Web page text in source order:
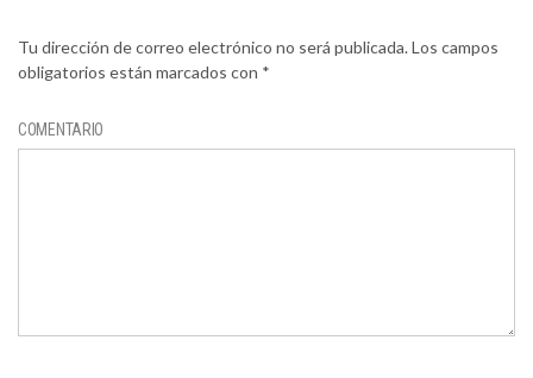
Tu dirección de correo electrónico no será publicada.Los campos
obligatorios están marcados con *
COMENTARIO